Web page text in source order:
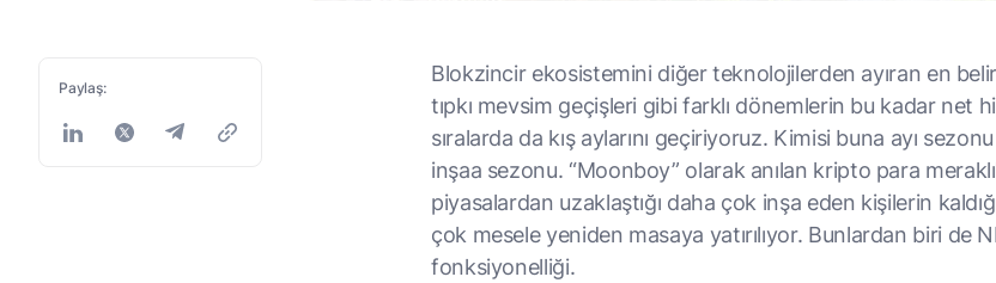
Paylaş:
Blokzincir ekosistemini diğer teknolojilerden ayıran en
tıpkı mevsim geçişleri gibi farklı dönemlerin bu kadar net
sıralarda da kış aylarını geçiriyoruz. Kimisi buna ayı
inşaa sezonu. “Moonboy” olarak anılan kripto para
piyasalardan uzaklaştığı daha çok inşa eden kişilerin
çok mesele yeniden masaya yatırılıyor. Bunlardan biri de
fonksiyonelliği.